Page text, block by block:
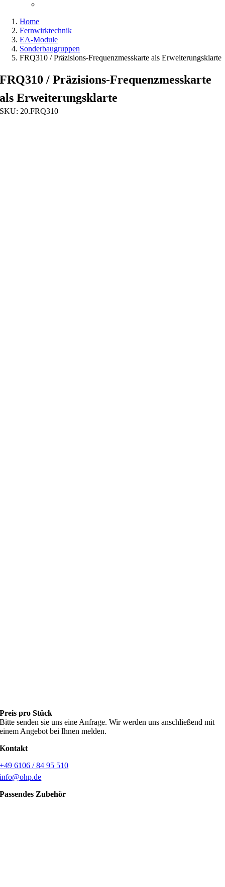
Home
Fernwirktechnik
EA-Module
Sonderbaugruppen
FRQ310 / Präzisions-Frequenzmesskarte als Erweiterungsklarte
FRQ310 / Präzisions-Frequenzmesskarte
als Erweiterungsklarte
SKU: 20.FRQ310
Preis pro Stück
Bitte senden sie uns eine Anfrage. Wir werden uns anschließend mit
einem Angebot bei Ihnen melden.
Kontakt
+49 6106 / 84 95 510
info@ohp.de
Passendes Zubehör